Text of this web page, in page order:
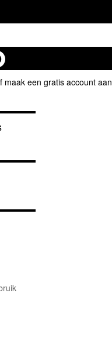
maak een gratis account aan